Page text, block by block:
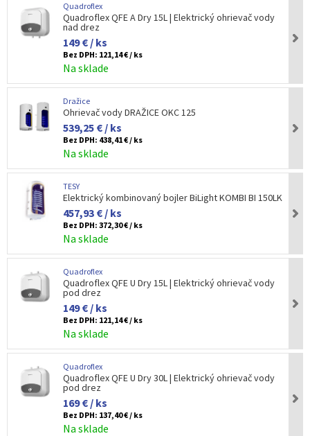
Quadroflex
Quadroflex QFE A Dry 15L | Elektrický ohrievač vody
nad drez
149 € / ks
Bez DPH: 121,14 € / ks
Na sklade
Dražice
Ohrievač vody DRAŽICE OKC 125
539,25 € / ks
Bez DPH: 438,41 € / ks
Na sklade
TESY
Elektrický kombinovaný bojler BiLight KOMBI BI 150LK
457,93 € / ks
Bez DPH: 372,30 € / ks
Na sklade
Quadroflex
Quadroflex QFE U Dry 15L | Elektrický ohrievač vody
pod drez
149 € / ks
Bez DPH: 121,14 € / ks
Na sklade
Quadroflex
Quadroflex QFE U Dry 30L | Elektrický ohrievač vody
pod drez
169 € / ks
Bez DPH: 137,40 € / ks
Na sklade